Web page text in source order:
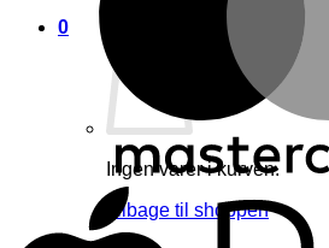
0
Ingen varer i kurven.
Tilbage til shoppen